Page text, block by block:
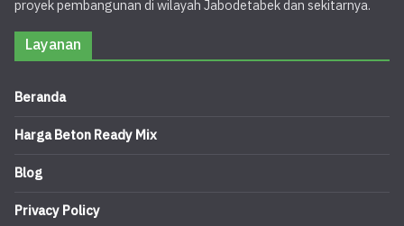
proyek pembangunan di wilayah Jabodetabek dan sekitarnya.
Layanan
Beranda
Harga Beton Ready Mix
Blog
Privacy Policy